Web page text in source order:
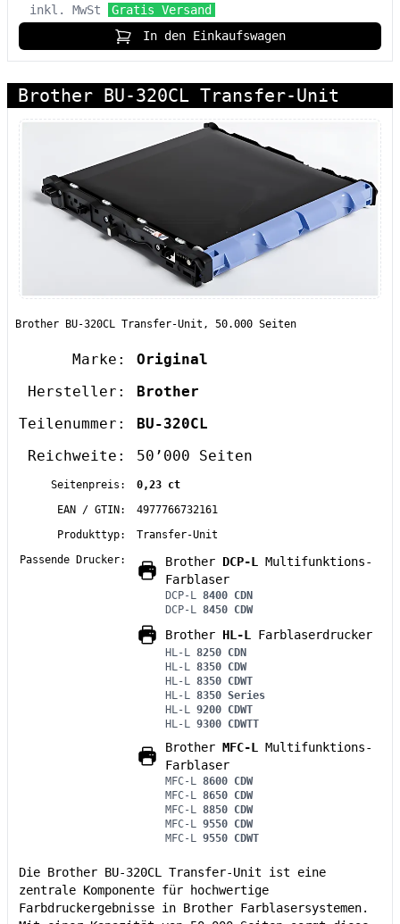
inkl. MwSt
Gratis Versand
In den Einkaufswagen
Brother BU-320CL Transfer-Unit
Brother BU-320CL Transfer-Unit, 50.000 Seiten
Marke:
Original
Hersteller:
Brother
Teilenummer:
BU-320CL
Reichweite:
50’000 Seiten
Seitenpreis:
0,23 ct
EAN / GTIN:
4977766732161
Produkttyp:
Transfer-Unit
Passende Drucker:
Brother DCP-L
Multifunktions-
Farblaser
DCP-L
8400 CDN
DCP-L
8450 CDW
Brother HL-L Farblaserdrucker
HL-L
8250 CDN
HL-L
8350 CDW
HL-L
8350 CDWT
HL-L
8350 Series
HL-L
9200 CDWT
HL-L
9300 CDWTT
Brother MFC-L
Multifunktions-
Farblaser
MFC-L
8600 CDW
MFC-L
8650 CDW
MFC-L
8850 CDW
MFC-L
9550 CDW
MFC-L
9550 CDWT
Die Brother BU-320CL Transfer-Unit ist eine
zentrale Komponente für hochwertige
Farbdruckergebnisse in Brother Farblasersystemen.